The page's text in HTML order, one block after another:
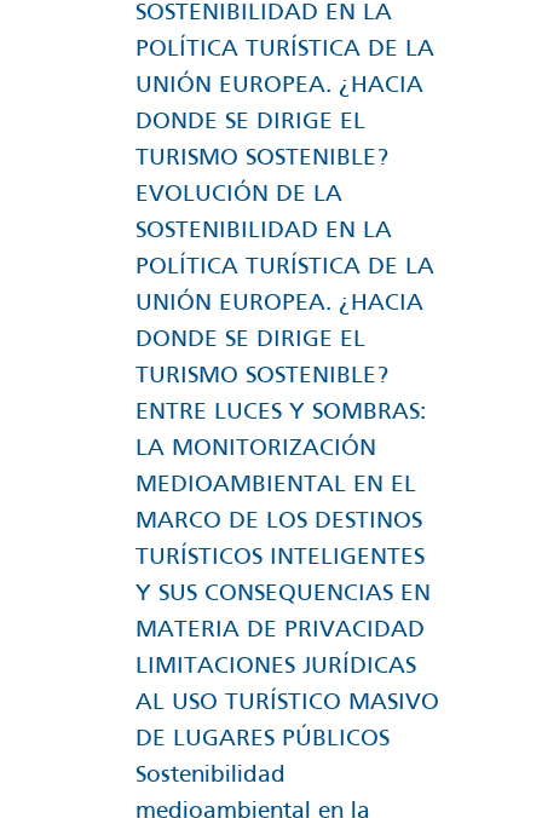
SOSTENIBILIDAD EN LA
POLÍTICA TURÍSTICA DE LA
UNIÓN EUROPEA. ¿HACIA
DONDE SE DIRIGE EL
TURISMO SOSTENIBLE?
EVOLUCIÓN DE LA
SOSTENIBILIDAD EN LA
POLÍTICA TURÍSTICA DE LA
UNIÓN EUROPEA. ¿HACIA
DONDE SE DIRIGE EL
TURISMO SOSTENIBLE?
ENTRE LUCES Y SOMBRAS:
LA MONITORIZACIÓN
MEDIOAMBIENTAL EN EL
MARCO DE LOS DESTINOS
TURÍSTICOS INTELIGENTES
Y SUS CONSEQUENCIAS EN
MATERIA DE PRIVACIDAD
LIMITACIONES JURÍDICAS
AL USO TURÍSTICO MASIVO
DE LUGARES PÚBLICOS
Sostenibilidad
medioambiental en la